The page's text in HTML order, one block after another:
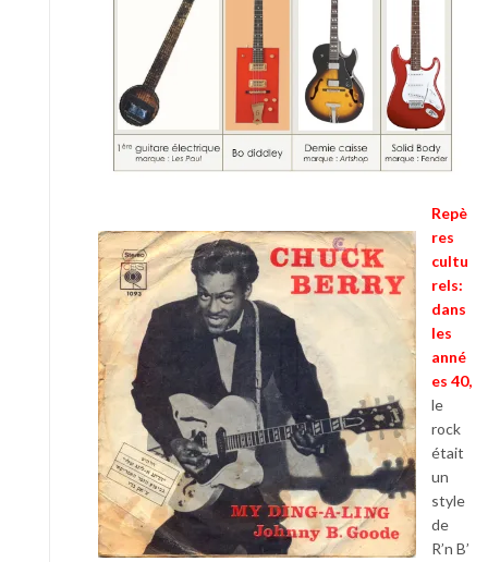
Repè
res
cultu
rels:
dans
les
anné
es 40,
le
rock
était
un
style
de
R’n B’